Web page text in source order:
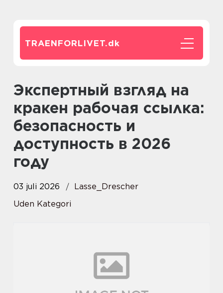
TRAENFORLIVET.dk
Экспертный взгляд на
кракен рабочая ссылка:
безопасность и
доступность в 2026
году
03 juli 2026
Lasse_Drescher
Uden Kategori